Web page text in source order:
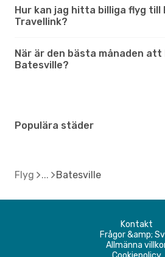
Hur kan jag hitta billiga flyg till
Travellink?
När är den bästa månaden att
Batesville?
Populära städer
Flyg Batesville
Kontakt
Frågor &amp;
Allmänna